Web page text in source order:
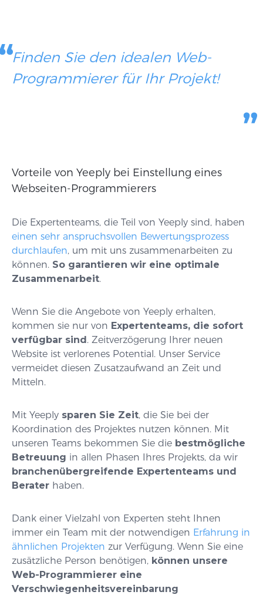
Finden Sie den idealen Web-
Programmierer für Ihr Projekt!
Vorteile von Yeeply bei Einstellung eines
Webseiten-Programmierers
Die Expertenteams, die Teil von Yeeply sind, haben
einen sehr anspruchsvollen Bewertungsprozess
durchlaufen, um mit uns zusammenarbeiten zu
können. So garantieren wir eine optimale
Zusammenarbeit.
Wenn Sie die Angebote von Yeeply erhalten,
kommen sie nur von Expertenteams, die sofort
verfügbar sind. Zeitverzögerung Ihrer neuen
Website ist verlorenes Potential. Unser Service
vermeidet diesen Zusatzaufwand an Zeit und
Mitteln.
Mit Yeeply sparen Sie Zeit, die Sie bei der
Koordination des Projektes nutzen können. Mit
unseren Teams bekommen Sie die bestmögliche
Betreuung in allen Phasen Ihres Projekts, da wir
branchenübergreifende Expertenteams und
Berater haben.
Dank einer Vielzahl von Experten steht Ihnen
immer ein Team mit der notwendigen Erfahrung in
ähnlichen Projekten zur Verfügung. Wenn Sie eine
zusätzliche Person benötigen, können unsere
Web-Programmierer eine
Verschwiegenheitsvereinbarung